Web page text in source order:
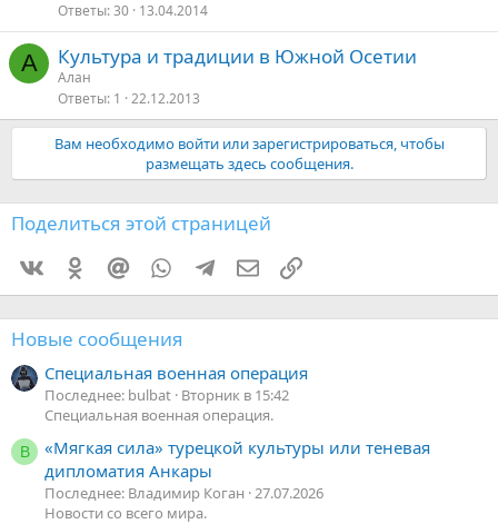
Ответы 30 13.04.2014
А Культура и традиции в Южной Осетии
Алан
Ответы 1 22.12.2013
Вам необходимо войти или зарегистрироваться, чтобы
размещать здесь сообщения.
Поделиться этой страницей
VkontakteOdnoklassniki
Mail.ruWhatsAppTelegramЭлектронная почта
Ссылка
Новые сообщения
Специальная военная операция
Последнее: bulbat Вторник в 15:42
Специальная военная операция.
В
«Мягкая сила» турецкой культуры или теневая
дипломатия Анкары
Последнее: Владимир Коган 27.07.2026
Новости со всего мира.